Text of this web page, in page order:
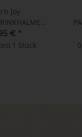
Joy
Stück - 8
245 mm
€ *
1 Stück